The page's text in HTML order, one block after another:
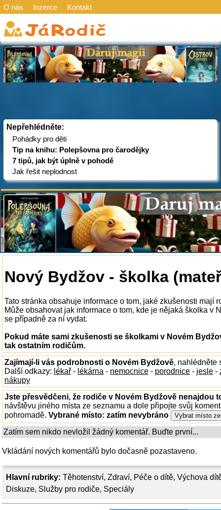
O nás Inzerce Kontakt
Nepřehlédněte:
Pohádky pro děti
Tip na knihu: Polepšovna pro čarodějky
7 tipů, jak být úplně v pohodě
Jak řešit neplodnost
Hlavní rubriky: Těhotenství, Zdraví, Péče o dítě, Výchova
Diskuze, Služby pro rodiče, Speciály
Nový Bydžov - školka
Tato stránka obsahuje informace o tom, jaké zkušenosti mají
Může obsahovat jak informace o tom, kde je nějaká školka v
se případně za ní vydat.
Pokud máte sami zkušenosti se školkami v Novém
tak ostatním rodičům.
Zajímají-li vás podrobnosti o Novém Bydžově, nahlédněte
Další odkazy: lékař - lékárna - nemocnice - porodnice - jesle -
nákupy
Jste přesvědčeni, že rodiče v Novém Bydžově nenajdou
návštěvu jiného místa ze seznamu a dole připojte svůj
pohromadě. Vybrané místo: zatím nevybráno
Zatím sem nikdo nevložil žádný komentář. Buďte první...
Vkládání nových komentářů bylo dočasně pozastaveno.